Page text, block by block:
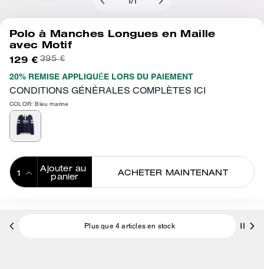
/
Polo à Manches Longues en Maille
avec Motif
129 € 395 €
20% REMISE APPLIQUÉE LORS DU PAIEMENT
CONDITIONS GÉNÉRALES COMPLÈTES ICI
COLOR: Bleu marine
Ajouter au
panier
ACHETER MAINTENANT
Plus que 4 articles en stock